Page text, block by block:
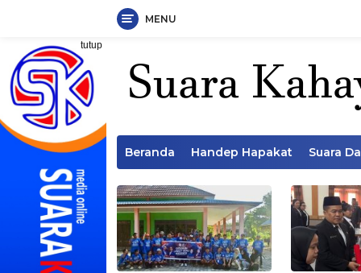
Langsung
konten
MENU
tutup
Beranda Handep Hapakat Suara